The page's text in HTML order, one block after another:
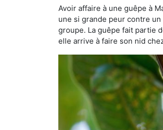
Avoir affaire à une guêpe à
une si grande peur contre
groupe. La guêpe fait partie
elle arrive à faire son nid